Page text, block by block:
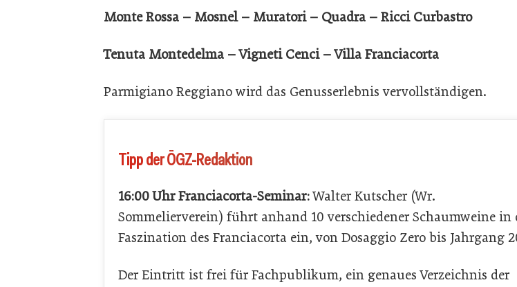
Monte Rossa – Mosnel – Muratori – Quadra – Ricci Curbastro
Tenuta Montedelma – Vigneti Cenci – Villa Franciacorta
Parmigiano Reggiano wird das Genusserlebnis vervollständigen.
Tipp der ÖGZ-Redaktion
16:00 Uhr Franciacorta-Seminar:Walter Kutscher (Wr.
Sommelierverein) führt anhand 10 verschiedener Schaumweine in
Faszination des Franciacorta ein, von Dosaggio Zero bis Jahrgang
Der Eintritt ist frei für Fachpublikum, ein genaues Verzeichnis der